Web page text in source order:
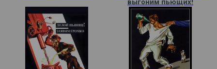
выгоним пьющих!